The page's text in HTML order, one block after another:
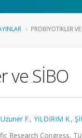
PROBIYOTIKLER
ve SİBO
Uzuner F., YILDIRIM K.,
Research Congress,